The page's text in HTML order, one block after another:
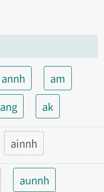
annh
am
ang ak
ainnh
aunnh